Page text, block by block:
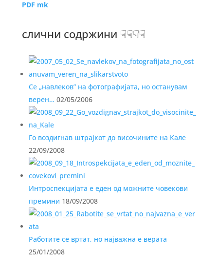
PDF mk
слични содржини ☟☟☟☟
Се „навлеков” на фотографијата, но останувам
верен… 02/05/2006
Го воздигнав штрајкот до височините на Кале
22/09/2008
Интроспекцијата е еден од можните човекови
премини 18/09/2008
Работите се вртат, но најважна е верата
25/01/2008